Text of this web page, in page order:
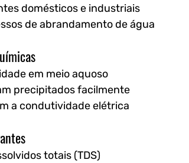
domésticos e industriais
de abrandamento de água
em meio aquoso
precipitados facilmente
a condutividade elétrica
totais (TDS)